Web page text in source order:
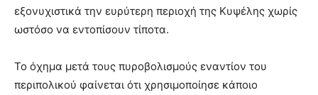
εξονυχιστικά την ευρύτερη περιοχή της Κυψέλης χωρίς
ωστόσο να εντοπίσουν τίποτα.
Το όχημα μετά τους πυροβολισμούς εναντίον του
περιπολικού φαίνεται ότι χρησιμοποίησε κάποιο